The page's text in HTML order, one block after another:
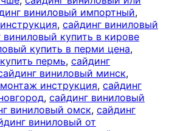
виниловый импортный,
, сайдинг виниловый
виниловый купить в кирове
купить в перми цена,
пермь, сайдинг
виниловый минск,
инструкция, сайдинг
, сайдинг виниловый
виниловый омск, сайдинг
виниловый от